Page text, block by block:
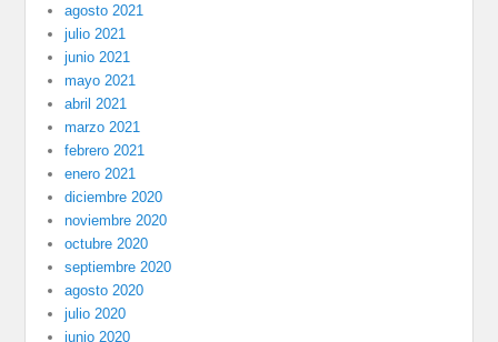
agosto 2021
julio 2021
junio 2021
mayo 2021
abril 2021
marzo 2021
febrero 2021
enero 2021
diciembre 2020
noviembre 2020
octubre 2020
septiembre 2020
agosto 2020
julio 2020
junio 2020